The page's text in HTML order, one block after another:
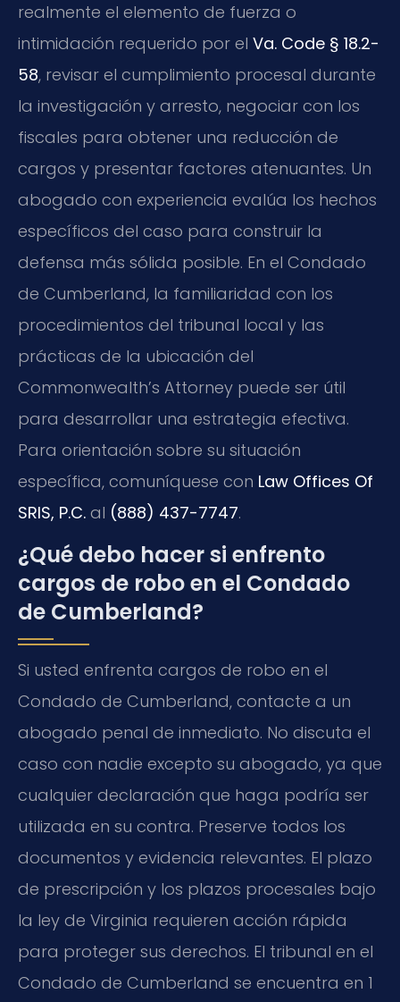
realmente el elemento de fuerza o
intimidación requerido por el Va. Code § 18.2-
58, revisar el cumplimiento procesal durante
la investigación y arresto, negociar con los
fiscales para obtener una reducción de
cargos y presentar factores atenuantes. Un
abogado con experiencia evalúa los hechos
específicos del caso para construir la
defensa más sólida posible. En el Condado
de Cumberland, la familiaridad con los
procedimientos del tribunal local y las
prácticas de la ubicación del
Commonwealth’s Attorney puede ser útil
para desarrollar una estrategia efectiva.
Para orientación sobre su situación
específica, comuníquese con Law Offices Of
SRIS, P.C. al (888) 437-7747.
¿Qué debo hacer si enfrento
cargos de robo en el Condado
de Cumberland?
Si usted enfrenta cargos de robo en el
Condado de Cumberland, contacte a un
abogado penal de inmediato. No discuta el
caso con nadie excepto su abogado, ya que
cualquier declaración que haga podría ser
utilizada en su contra. Preserve todos los
documentos y evidencia relevantes. El plazo
de prescripción y los plazos procesales bajo
la ley de Virginia requieren acción rápida
para proteger sus derechos. El tribunal en el
Condado de Cumberland se encuentra en 1